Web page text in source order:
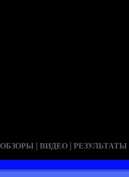
ОБЗОРЫ | ВИДЕО | РЕЗУЛЬТАТЫ